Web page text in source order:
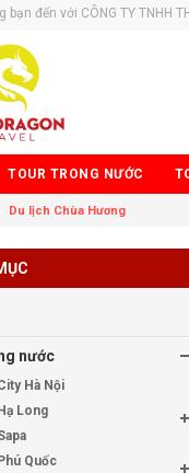
bạn đến với CÔNG TY TNHH
TOUR TRONG NƯỚC
Du lịch Chùa Hương
nước
Hà Nội
Long
Quốc